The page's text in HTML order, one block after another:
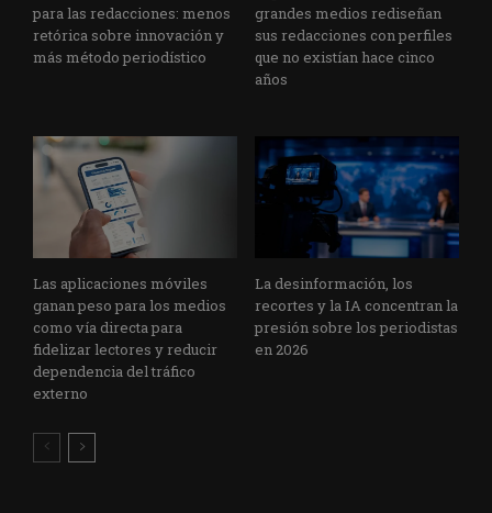
para las redacciones: menos
retórica sobre innovación y
más método periodístico
grandes medios rediseñan
sus redacciones con perfiles
que no existían hace cinco
años
Las aplicaciones móviles
ganan peso para los medios
como vía directa para
fidelizar lectores y reducir
dependencia del tráfico
externo
La desinformación, los
recortes y la IA concentran la
presión sobre los periodistas
en 2026